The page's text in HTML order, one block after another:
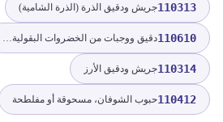
110313جريش ودقيق الذرة (الذرة الشامية)
110610 دقيق ووجبات من الخضروات البقولية المجففة من البند 0713
110314جريش ودقيق الأرز
110412حبوب الشوفان، مسحوقة أو مفلطحة